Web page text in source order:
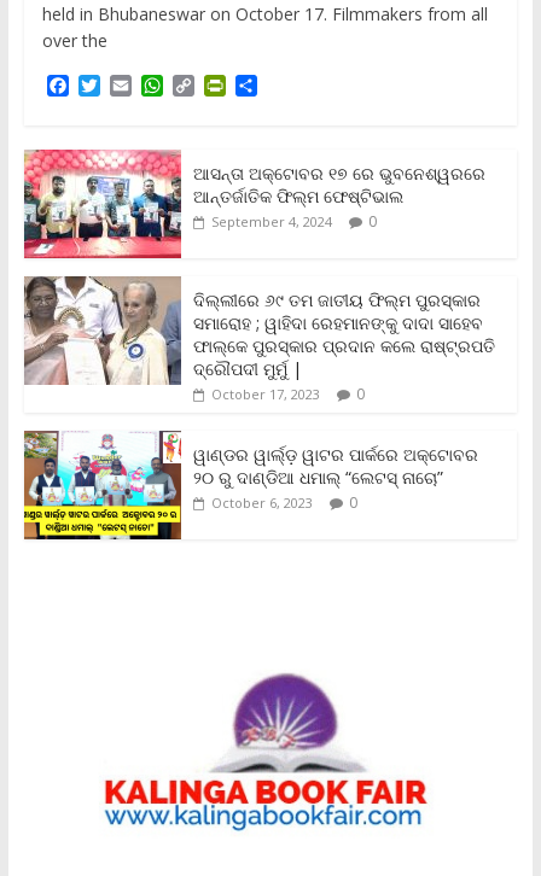
held in Bhubaneswar on October 17. Filmmakers from all
over the
F
e
b
o
o
k
T
t
t
e
r
E
i
l
W
t
s
A
p
p
C
L
i
n
k
P
t
F
r
i
d
l
y
S
e
ଆସନ୍ତା ଅକ୍ଟୋବର ୧୭ ରେ ଭୁବନେଶ୍ୱରରେ
ଆନ୍ତର୍ଜାତିକ ଫିଲ୍ମ ଫେଷ୍ଟିଭାଲ
September 4, 2024 0
ଦିଲ୍ଲୀରେ ୬୯ ତମ ଜାତୀୟ ଫିଲ୍ମ ପୁରସ୍କାର
ସମାରୋହ ; ୱାହିଦା ରେହମାନଙ୍କୁ ଦାଦା ସାହେବ
ଫାଲ୍‌କେ ପୁରସ୍କାର ପ୍ରଦାନ କଲେ ରାଷ୍ଟ୍ରପତି
ଦ୍ରୌପଦୀ ମୁର୍ମୁ |
October 17, 2023 0
ୱାଣ୍ଡର ୱାର୍ଲ୍‌ଡ଼ ୱାଟର ପାର୍କରେ ଅକ୍ଟୋବର
୨୦ ରୁ ଦାଣ୍ଡିଆ ଧମାଲ୍ “ଲେଟସ୍ ନାଚୋ”
October 6, 2023 0